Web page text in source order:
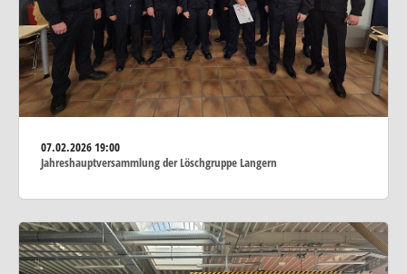
07.02.202619:00
Jahreshauptversammlung der Löschgruppe Langern